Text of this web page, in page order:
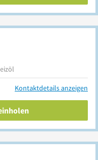
Kontaktdetails anzeigen